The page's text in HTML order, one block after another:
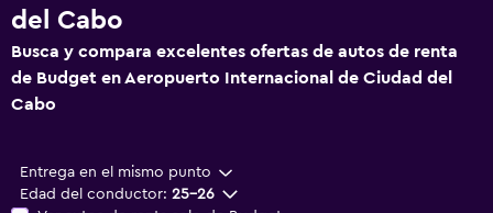
del Cabo
Busca y compara excelentes ofertas de autos de renta
de Budget en Aeropuerto Internacional de Ciudad del
Cabo
Entrega en el mismo punto
Edad del conductor: 25-26